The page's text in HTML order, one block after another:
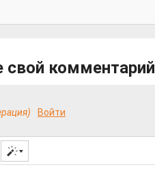
свой комментарий
Войти